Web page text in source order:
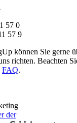
57 0
57 9
können Sie gerne
richten. Beachten
FAQ.
der